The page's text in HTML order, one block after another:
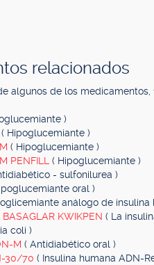
relacionados
algunos de los
)
( Hipoglucemiante )
( Hipoglucemiante )
PENFILL ( Hipoglucemiante )
- sulfonilurea )
oral )
análogo de
KWIKPEN ( La
coli )
M ( Antidiabético oral )
30/70 ( Insulina humana ADN-